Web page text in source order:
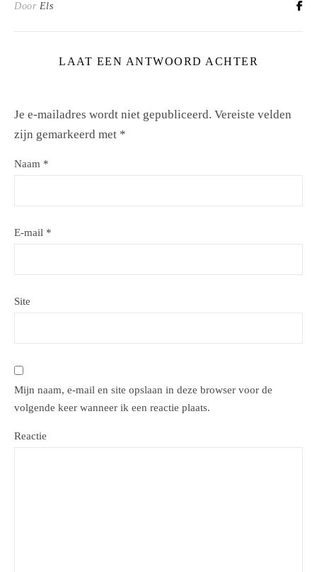
Door Els
LAAT EEN ANTWOORD ACHTER
Je e-mailadres wordt niet gepubliceerd. Vereiste velden
zijn gemarkeerd met *
Naam *
E-mail *
Site
Mijn naam, e-mail en site opslaan in deze browser voor de
volgende keer wanneer ik een reactie plaats.
Reactie